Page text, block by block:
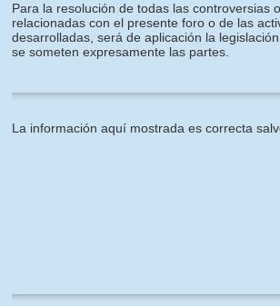
Para la resolución de todas las controversias
relacionadas con el presente foro o de las
desarrolladas, será de aplicación la
se someten expresamente las partes.
La información aquí mostrada es correcta